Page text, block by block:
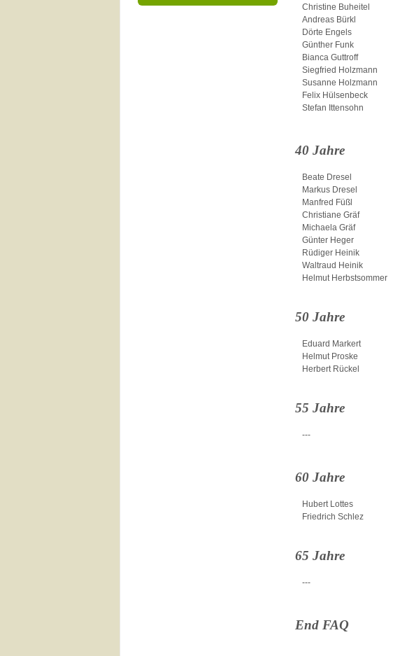
Christine Buheitel
Andreas Bürkl
Dörte Engels
Günther Funk
Bianca Guttroff
Siegfried Holzmann
Susanne Holzmann
Felix Hülsenbeck
Stefan Ittensohn
40 Jahre
Beate Dresel
Markus Dresel
Manfred Füßl
Christiane Gräf
Michaela Gräf
Günter Heger
Rüdiger Heinik
Waltraud Heinik
Helmut Herbstsommer
50 Jahre
Eduard Markert
Helmut Proske
Herbert Rückel
55 Jahre
---
60 Jahre
Hubert Lottes
Friedrich Schlez
65 Jahre
---
End FAQ